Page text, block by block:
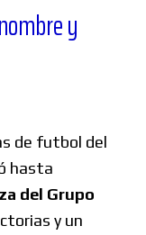
y
de futbol del
hasta
del Grupo
y un